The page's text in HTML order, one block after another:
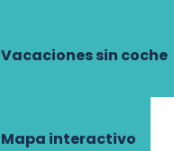
Vacaciones sin coche
Mapa interactivo